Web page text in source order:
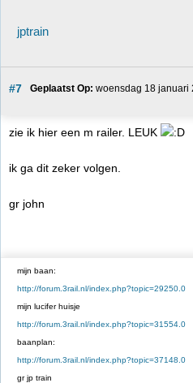
jptrain
#7 Geplaatst Op: woensdag 18 januari
zie ik hier een m railer. LEUK
ik ga dit zeker volgen.
gr john
mijn baan:
http://forum.3rail.nl/index.php?topic=29250.0
mijn lucifer huisje
http://forum.3rail.nl/index.php?topic=31554.0
baanplan:
http://forum.3rail.nl/index.php?topic=37148.0
gr jp train